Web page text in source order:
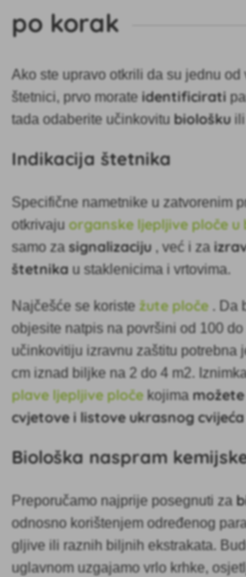
po korak
Ako ste upravo otkrili da su jednu
štetnici, prvo morate identificirati
tada odaberite učinkovitu biološku ili
Indikacija štetnika
Specifične nametnike u zatvorenim
otkrivaju organske ljepljive ploče u
samo zasignalizaciju , već i za
štetnika u staklenicima i vrtovima.
Najčešće se koriste žute ploče . Da
objesite natpis na površini od 100
učinkovitiju izravnu zaštitu potrebna
cm iznad biljke na 2 do 4 m2.
plave ljepljive ploče kojima
cvjetove i listove ukrasnog cvijeća
Biološka naspram
Preporučamo najprije posegnuti za
odnosno korištenjem određenog
gljive ili raznih biljnih ekstrakata.
uglavnom uzgajamo vrlo krhke,